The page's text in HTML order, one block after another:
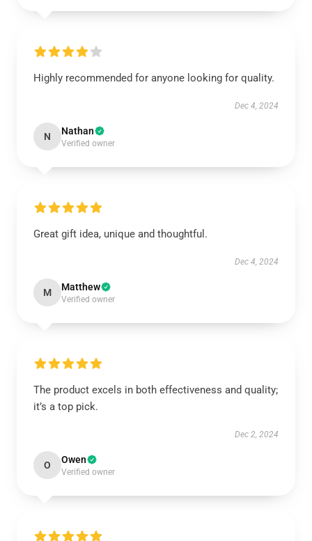
Highly recommended for anyone looking for quality.
Dec 4, 2024
N Nathan
Verified owner
Great gift idea, unique and thoughtful.
Dec 4, 2024
M Matthew
Verified owner
The product excels in both effectiveness and quality;
it’s a top pick.
Dec 2, 2024
O Owen
Verified owner